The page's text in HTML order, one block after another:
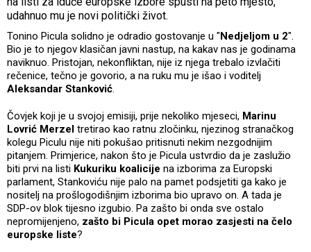
udahnuo mu je novi politički život.
Tonino Picula solidno je odradio gostovanje u "Nedjeljom u 2".
Bio je to njegov klasičan javni nastup, na kakav nas je godinama
naviknuo. Pristojan, nekonfliktan, nije iz njega trebalo izvlačiti
rečenice, tečno je govorio, a na ruku mu je išao i voditelj
Aleksandar Stanković.
Čovjek koji je u svojoj emisiji, prije nekoliko mjeseci, Marinu
Lovrić Merzel tretirao kao ratnu zločinku, njezinog stranačkog
kolegu Piculu nije niti pokušao pritisnuti nekim nezgodnijim
pitanjem. Primjerice, nakon što je Picula ustvrdio da je zaslužio
biti prvi na listi Kukuriku koalicije na izborima za Europski
parlament, Stankoviću nije palo na pamet podsjetiti ga kako je
nositelj na prošlogodišnjim izborima bio upravo on. A tada je
SDP-ov blok tijesno izgubio. Pa zašto bi onda sve ostalo
nepromijenjeno, zašto bi Picula opet morao zasjesti na čelo
europske liste?